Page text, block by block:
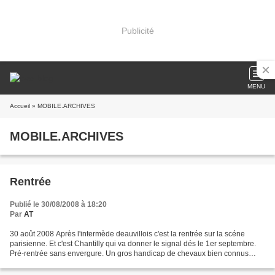
Publicité
MENU
Accueil » MOBILE.ARCHIVES
MOBILE.ARCHIVES
Rentrée
Publié le 30/08/2008 à 18:20
Par AT
30 août 2008 Après l'intermède deauvillois c'est la rentrée sur la scéne
parisienne. Et c'est Chantilly qui va donner le signal dés le 1er septembre.
Pré-rentrée sans envergure. Un gros handicap de chevaux bien connus